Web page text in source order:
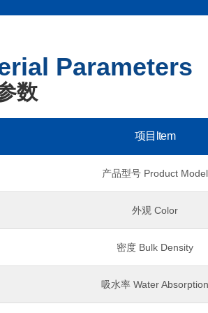
Parameters
数
项目ltem
产品型号 Product Model
外观 Color
密度 Bulk Density
吸水率 Water Absorption